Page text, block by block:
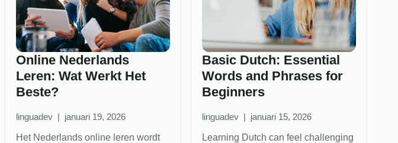
Online Nederlands
Leren: Wat Werkt Het
Beste?
linguadev januari 19, 2026
Het Nederlands online leren wordt
Basic Dutch: Essential
Words and Phrases for
Beginners
linguadev januari 15, 2026
Learning Dutch can feel challenging